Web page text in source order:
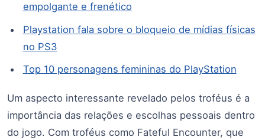
empolgante e frenético
Playstation fala sobre o bloqueio de mídias físicas
no PS3
Top 10 personagens femininas do PlayStation
Um aspecto interessante revelado pelos troféus é a
importância das relações e escolhas pessoais dentro
do jogo. Com troféus como Fateful Encounter, que